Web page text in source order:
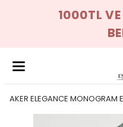
1000TL
AKER ELEGANCE MONOGRAM